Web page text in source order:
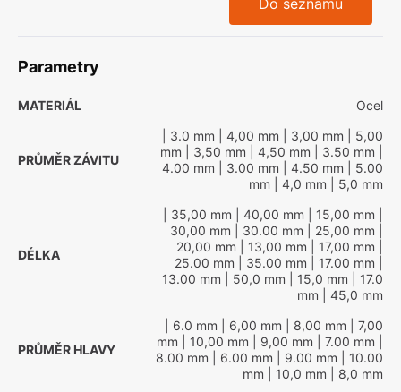
Do seznamu
Parametry
MATERIÁL Ocel
PRŮMĚR ZÁVITU
| 3.0 mm | 4,00 mm | 3,00 mm | 5,00
mm | 3,50 mm | 4,50 mm | 3.50 mm
4.00 mm | 3.00 mm | 4.50 mm | 5.00
mm | 4,0 mm | 5,0 mm
DÉLKA
| 35,00 mm | 40,00 mm | 15,00 mm
30,00 mm | 30.00 mm | 25,00 mm
20,00 mm | 13,00 mm | 17,00 mm
25.00 mm | 35.00 mm | 17.00 mm
13.00 mm | 50,0 mm | 15,0 mm | 17.0
mm | 45,0 mm
PRŮMĚR HLAVY
| 6.0 mm | 6,00 mm | 8,00 mm | 7,00
mm | 10,00 mm | 9,00 mm | 7.00 mm
8.00 mm | 6.00 mm | 9.00 mm | 10.00
mm | 10,0 mm | 8,0 mm